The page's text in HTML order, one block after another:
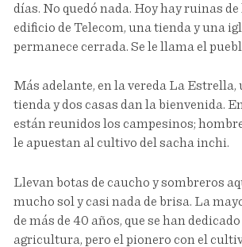
días. No quedó nada. Hoy hay ruinas de
edificio de Telecom, una tienda y una
permanece cerrada. Se le llama el
Más adelante, en la vereda La Estrella,
tienda y dos casas dan la bienvenida.
están reunidos los campesinos;
le apuestan al cultivo del sacha inchi.
Llevan botas de caucho y sombreros
mucho sol y casi nada de brisa. La
de más de 40 años, que se han
agricultura, pero el pionero con el